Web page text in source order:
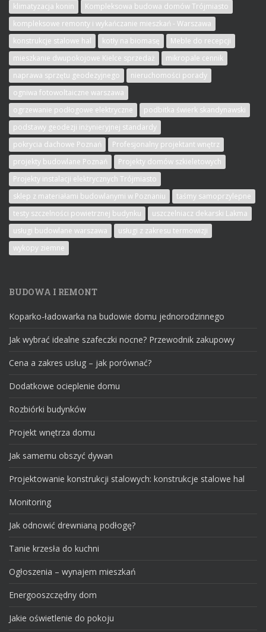
klimatyzacja konin
Kompleksowa budowa domów Trójmiasto
kompleksowe remonty i wykańczanie mieszkań - Warszawa
konstrukcje stalowe hal
kotły na biomasę
Meble do recepcji
mieszkanie dwupokojowe Kielce sprzedaż
mikropale cennik
naprawa sprzętu geodezyjnego
nieruchomości porady
ogniwa fotowoltaiczne warszawa
ogrzewanie podłogowe elektryczne
podbitka świerk skandynawski
podstawy geodezji inżynieryjnej standardy
pokrycia dachowe Poznań
Profesjonalny projektant wnętrz
projekty budowlane Poznań
Projekty domów szkieletowych
Projekty instalacji elektrycznych Trójmiasto
sklep z materiałami budowlanymi w Poznaniu
taśmy samoprzylepne
testy szczelności powietrznej budynku
uszczelniacz dekarski Lakma
usługi budowlane warszawa
usługi z zakresu termowizji
wykopy ziemne
BUDOWA I REMONT
Koparko-ładowarka na budowie domu jednorodzinnego
Jak wybrać idealne szafeczki nocne? Przewodnik zakupowy
Cena a zakres usług – jak porównać?
Dodatkowe ocieplenie domu
Rozbiórki budynków
Projekt wnętrza domu
Jak samemu obszyć dywan
Projektowanie konstrukcji stalowych: konstrukcje stalowe hal
Monitoring
Jak odnowić drewnianą podłogę?
Tanie krzesła do kuchni
Ogłoszenia – wynajem mieszkań
Energooszczędny dom
Jakie oświetlenie do pokoju